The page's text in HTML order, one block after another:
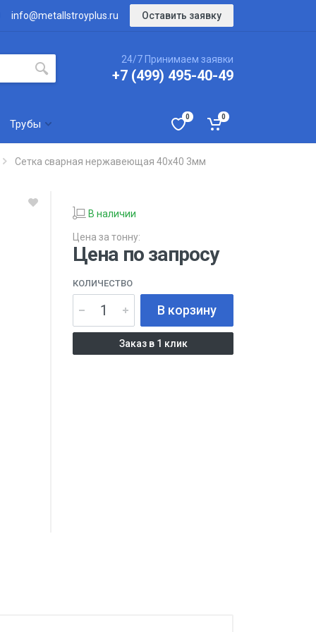
info@metallstroyplus.ru Оставить заявку
24/7 Принимаем заявки
+7 (499) 495-40-49
Трубы
0 0
Сетка сварная нержавеющая 40х40 3мм
В наличии
Цена за тонну:
Цена по запросу
КОЛИЧЕСТВО
В корзину
Заказ в 1 клик